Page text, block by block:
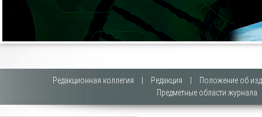
Редакционная коллегия Редакция
Положение об
Предметные области журнала